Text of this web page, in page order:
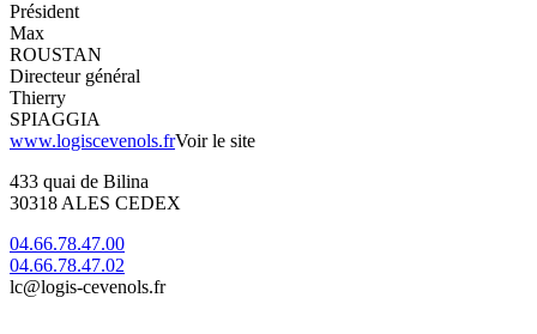
Président
Max
ROUSTAN
Directeur général
Thierry
SPIAGGIA
www.logiscevenols.frVoir le site
433 quai de Bilina
30318 ALES CEDEX
04.66.78.47.00
04.66.78.47.02
lc@logis-cevenols.fr